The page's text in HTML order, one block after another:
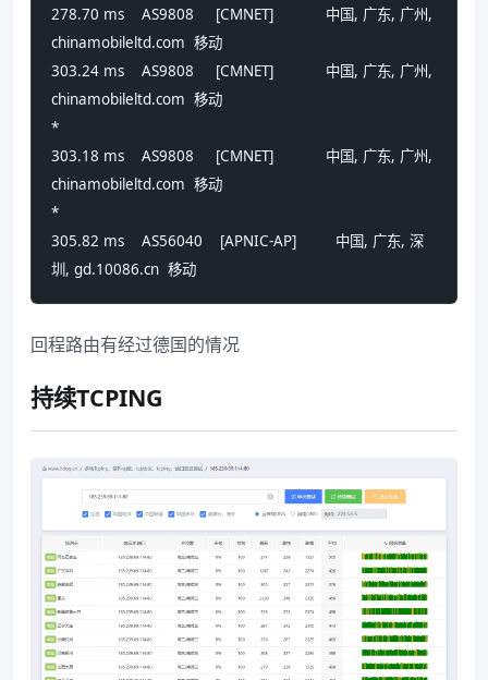
278.70 ms    AS9808     [CMNET]            中国, 广东, 广州,
chinamobileltd.com  移动
303.24 ms    AS9808     [CMNET]            中国, 广东, 广州,
chinamobileltd.com  移动
*
303.18 ms    AS9808     [CMNET]            中国, 广东, 广州,
chinamobileltd.com  移动
*
305.82 ms    AS56040    [APNIC-AP]         中国, 广东, 深
圳, gd.10086.cn  移动
回程路由有经过德国的情况
持续TCPING